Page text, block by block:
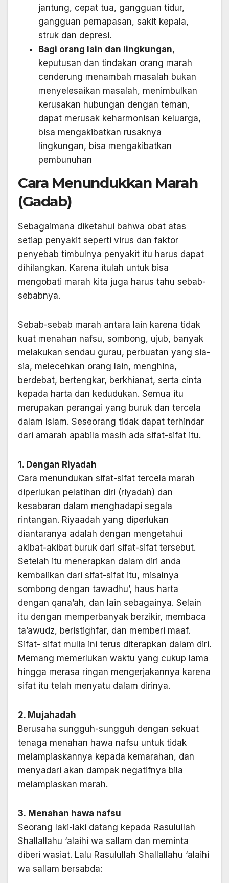
jantung, cepat tua, gangguan tidur,
gangguan pernapasan, sakit kepala,
struk dan depresi.
Bagi orang lain dan lingkungan,
keputusan dan tindakan orang marah
cenderung menambah masalah bukan
menyelesaikan masalah, menimbulkan
kerusakan hubungan dengan teman,
dapat merusak keharmonisan keluarga,
bisa mengakibatkan rusaknya
lingkungan, bisa mengakibatkan
pembunuhan
Cara Menundukkan Marah
(Gadab)
Sebagaimana diketahui bahwa obat atas
setiap penyakit seperti virus dan faktor
penyebab timbulnya penyakit itu harus dapat
dihilangkan. Karena itulah untuk bisa
mengobati marah kita juga harus tahu sebab-
sebabnya.
Sebab-sebab marah antara lain karena tidak
kuat menahan nafsu, sombong, ujub, banyak
melakukan sendau gurau, perbuatan yang sia-
sia, melecehkan orang lain, menghina,
berdebat, bertengkar, berkhianat, serta cinta
kepada harta dan kedudukan. Semua itu
merupakan perangai yang buruk dan tercela
dalam Islam. Seseorang tidak dapat terhindar
dari amarah apabila masih ada sifat-sifat itu.
1. Dengan Riyadah
Cara menundukan sifat-sifat tercela marah
diperlukan pelatihan diri (riyadah) dan
kesabaran dalam menghadapi segala
rintangan. Riyaadah yang diperlukan
diantaranya adalah dengan mengetahui
akibat-akibat buruk dari sifat-sifat tersebut.
Setelah itu menerapkan dalam diri anda
kembalikan dari sifat-sifat itu, misalnya
sombong dengan tawadhu’, haus harta
dengan qana’ah, dan lain sebagainya. Selain
itu dengan memperbanyak berzikir, membaca
ta’awudz, beristighfar, dan memberi maaf.
Sifat- sifat mulia ini terus diterapkan dalam diri.
Memang memerlukan waktu yang cukup lama
hingga merasa ringan mengerjakannya karena
sifat itu telah menyatu dalam dirinya.
2. Mujahadah
Berusaha sungguh-sungguh dengan sekuat
tenaga menahan hawa nafsu untuk tidak
melampiaskannya kepada kemarahan, dan
menyadari akan dampak negatifnya bila
melampiaskan marah.
3. Menahan hawa nafsu
Seorang laki-laki datang kepada Rasulullah
Shallallahu ‘alaihi wa sallam dan meminta
diberi wasiat. Lalu Rasulullah Shallallahu ‘alaihi
wa sallam bersabda: